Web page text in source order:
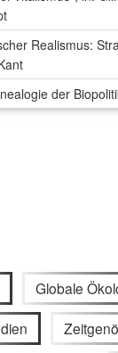
Realismus:
der
Globale